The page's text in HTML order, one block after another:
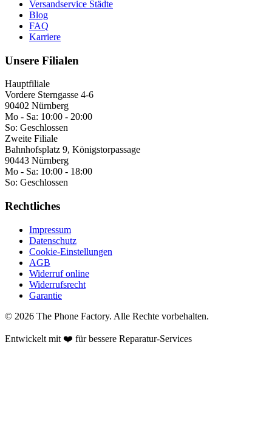
Versandservice Städte
Blog
FAQ
Karriere
Unsere Filialen
Hauptfiliale
Vordere Sterngasse 4-6
90402 Nürnberg
Mo - Sa: 10:00 - 20:00
So: Geschlossen
Zweite Filiale
Bahnhofsplatz 9, Königstorpassage
90443 Nürnberg
Mo - Sa: 10:00 - 18:00
So: Geschlossen
Rechtliches
Impressum
Datenschutz
Cookie-Einstellungen
AGB
Widerruf online
Widerrufsrecht
Garantie
© 2026 The Phone Factory. Alle Rechte vorbehalten.
Entwickelt mit ❤️ für bessere Reparatur-Services